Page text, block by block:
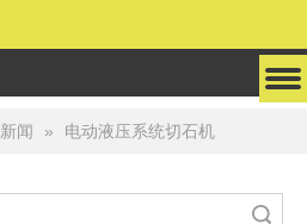
新闻 » 电动液压系统切石机